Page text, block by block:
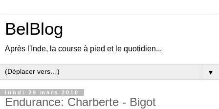
BelBlog
Après l'Inde, la course à pied et le quotidien...
▼
lundi 29 mars 2010
Endurance: Charberte - Bigot